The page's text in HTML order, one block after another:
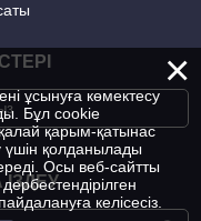
×
ұсынуға көмектесу
Бұл cookie
қарым-қатынас
үшін қолданылады
Осы веб-сайтты
келісесіз.